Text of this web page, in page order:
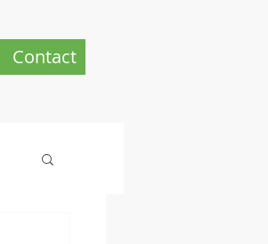
Contact